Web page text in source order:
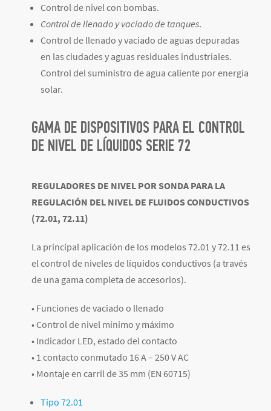
Control de nivel con bombas.
Control de llenado y vaciado de tanques.
Control de llenado y vaciado de aguas depuradas
en las ciudades y aguas residuales industriales.
Control del suministro de agua caliente por energía
solar.
GAMA DE DISPOSITIVOS PARA EL CONTROL
DE NIVEL DE LÍQUIDOS SERIE 72
REGULADORES DE NIVEL POR SONDA PARA LA
REGULACIÓN DEL NIVEL DE FLUIDOS CONDUCTIVOS
(72.01, 72.11)
La principal aplicación de los modelos 72.01 y 72.11 es
el control de niveles de líquidos conductivos (a través
de una gama completa de accesorios).
• Funciones de vaciado o llenado
• Control de nivel mínimo y máximo
• Indicador LED, estado del contacto
• 1 contacto conmutado 16 A – 250 V AC
• Montaje en carril de 35 mm (EN 60715)
Tipo 72.01